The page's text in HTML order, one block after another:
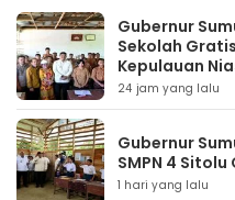
Gubernur
Sekolah
Kepulauan
24 jam yang lalu
Gubernur
SMPN 4 Sitolu
1 hari yang lalu